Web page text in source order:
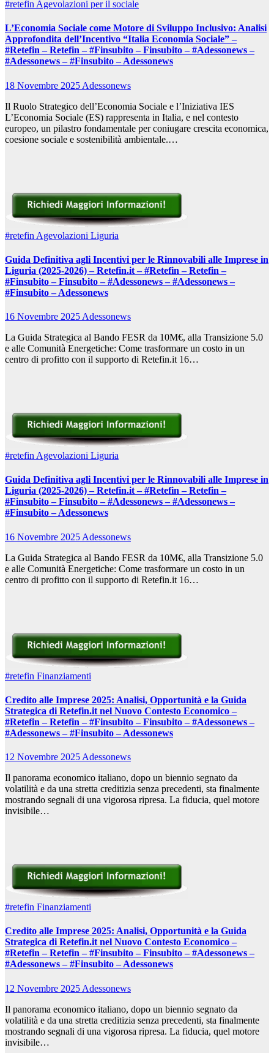
#retefin Agevolazioni per il sociale
L’Economia Sociale come Motore di Sviluppo Inclusivo: Analisi
Approfondita dell’Incentivo “Italia Economia Sociale” –
#Retefin – Retefin – #Finsubito – Finsubito – #Adessonews –
#Adessonews – #Finsubito – Adessonews
18 Novembre 2025 Adessonews
Il Ruolo Strategico dell’Economia Sociale e l’Iniziativa IES
L’Economia Sociale (ES) rappresenta in Italia, e nel contesto
europeo, un pilastro fondamentale per coniugare crescita economica,
coesione sociale e sostenibilità ambientale.…
#retefin Agevolazioni Liguria
Guida Definitiva agli Incentivi per le Rinnovabili alle Imprese in
Liguria (2025-2026) – Retefin.it – #Retefin – Retefin –
#Finsubito – Finsubito – #Adessonews – #Adessonews –
#Finsubito – Adessonews
16 Novembre 2025 Adessonews
La Guida Strategica al Bando FESR da 10M€, alla Transizione 5.0
e alle Comunità Energetiche: Come trasformare un costo in un
centro di profitto con il supporto di Retefin.it 16…
#retefin Agevolazioni Liguria
Guida Definitiva agli Incentivi per le Rinnovabili alle Imprese in
Liguria (2025-2026) – Retefin.it – #Retefin – Retefin –
#Finsubito – Finsubito – #Adessonews – #Adessonews –
#Finsubito – Adessonews
16 Novembre 2025 Adessonews
La Guida Strategica al Bando FESR da 10M€, alla Transizione 5.0
e alle Comunità Energetiche: Come trasformare un costo in un
centro di profitto con il supporto di Retefin.it 16…
#retefin Finanziamenti
Credito alle Imprese 2025: Analisi, Opportunità e la Guida
Strategica di Retefin.it nel Nuovo Contesto Economico –
#Retefin – Retefin – #Finsubito – Finsubito – #Adessonews –
#Adessonews – #Finsubito – Adessonews
12 Novembre 2025 Adessonews
Il panorama economico italiano, dopo un biennio segnato da
volatilità e da una stretta creditizia senza precedenti, sta finalmente
mostrando segnali di una vigorosa ripresa. La fiducia, quel motore
invisibile…
#retefin Finanziamenti
Credito alle Imprese 2025: Analisi, Opportunità e la Guida
Strategica di Retefin.it nel Nuovo Contesto Economico –
#Retefin – Retefin – #Finsubito – Finsubito – #Adessonews –
#Adessonews – #Finsubito – Adessonews
12 Novembre 2025 Adessonews
Il panorama economico italiano, dopo un biennio segnato da
volatilità e da una stretta creditizia senza precedenti, sta finalmente
mostrando segnali di una vigorosa ripresa. La fiducia, quel motore
invisibile…